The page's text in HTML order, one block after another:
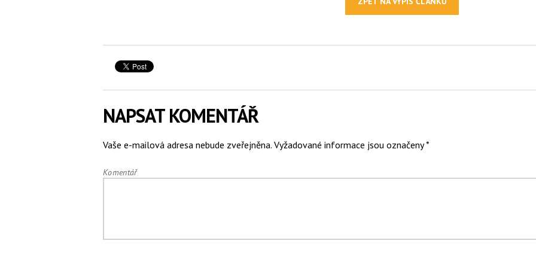
NAPSAT KOMENTÁŘ
Vaše e-mailová adresa nebude zveřejněna. Vyžadované informace jsou označeny*